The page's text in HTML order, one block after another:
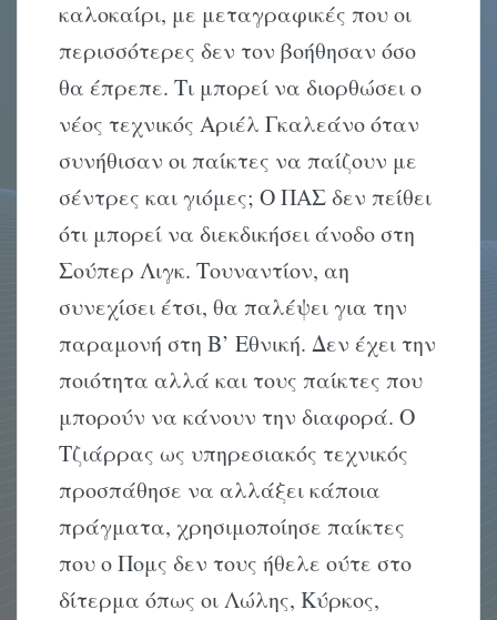
καλοκαίρι, με μεταγραφικές που οι
περισσότερες δεν τον βοήθησαν όσο
θα έπρεπε. Τι μπορεί να διορθώσει ο
νέος τεχνικός Αριέλ Γκαλεάνο όταν
συνήθισαν οι παίκτες να παίζουν με
σέντρες και γιόμες; Ο ΠΑΣ δεν πείθει
ότι μπορεί να διεκδικήσει άνοδο στη
Σούπερ Λιγκ. Τουναντίον, αη
συνεχίσει έτσι, θα παλέψει για την
παραμονή στη Β’ Εθνική. Δεν έχει την
ποιότητα αλλά και τους παίκτες που
μπορούν να κάνουν την διαφορά. Ο
Τζιάρρας ως υπηρεσιακός τεχνικός
προσπάθησε να αλλάξει κάποια
πράγματα, χρησιμοποίησε παίκτες
που ο Πομς δεν τους ήθελε ούτε στο
δίτερμα όπως οι Λώλης, Κύρκος,